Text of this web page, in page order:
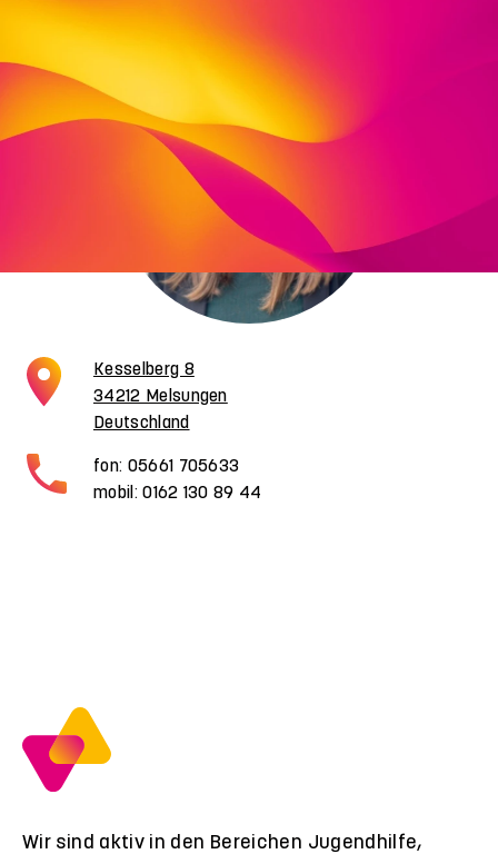
Kesselberg 8
34212 Melsungen
Deutschland
fon: 05661 705633
mobil: 0162 130 89 44
Wir sind aktiv in den Bereichen Jugendhilfe,